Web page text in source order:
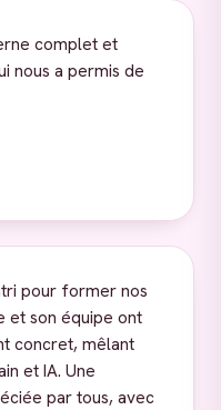
complet et
nous a permis de
pour former nos
et son équipe ont
concret, mêlant
et IA. Une
par tous, avec